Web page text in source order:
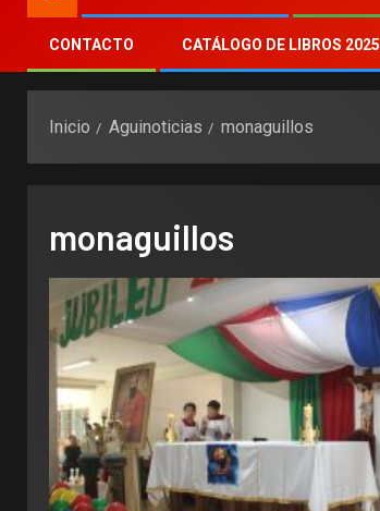
CONTACTO CATÁLOGO DE LIBROS 2025
Inicio Aguinoticias monaguillos
monaguillos